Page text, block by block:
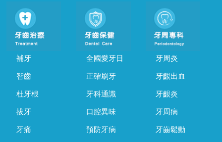
補牙
智齒
杜牙根
拔牙
牙痛
全國愛牙日
正確刷牙
牙科通識
口腔異味
預防牙病
牙周炎
牙齦出血
牙齦炎
牙周病
牙齒鬆動